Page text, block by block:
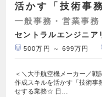
活かす「技術事務
一般事務・営業事務
セントラルエンジニア
500万円 ～ 699万円
＜＼大手航空機メーカー／
作成スキルを活かす「技術
せする業務☆ 日…